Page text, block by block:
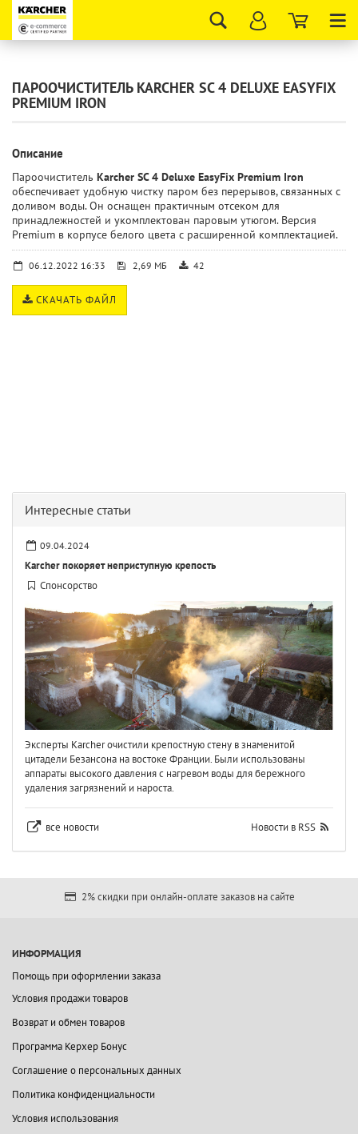
ПАРООЧИСТИТЕЛЬ KARCHER SC 4 DELUXE EASYFIX
PREMIUM IRON
Описание
Пароочиститель Karcher SC 4 Deluxe EasyFix Premium Iron
обеспечивает удобную чистку паром без перерывов, связанных с
доливом воды. Он оснащен практичным отсеком для
принадлежностей и укомплектован паровым утюгом. Версия
Premium в корпусе белого цвета с расширенной комплектацией.
06.12.2022 16:33 2,69 МБ 42
СКАЧАТЬ ФАЙЛ
Интересные статьи
09.04.2024
Karcher покоряет неприступную крепость
Спонсорство
Эксперты Karcher очистили крепостную стену в знаменитой
цитадели Безансона на востоке Франции. Были использованы
аппараты высокого давления с нагревом воды для бережного
удаления загрязнений и нароста.
все новости Новости в RSS
2% скидки при онлайн-оплате заказов на сайте
ИНФОРМАЦИЯ
Помощь при оформлении заказа
Условия продажи товаров
Возврат и обмен товаров
Программа Керхер Бонус
Соглашение о персональных данных
Политика конфиденциальности
Условия использования